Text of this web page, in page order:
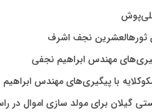
ثورهالعشرین نجف اشرف
مهندس ابراهیم نجفی
با پیگیری‌های مهندس
گیلان برای مولد سازی اموال در